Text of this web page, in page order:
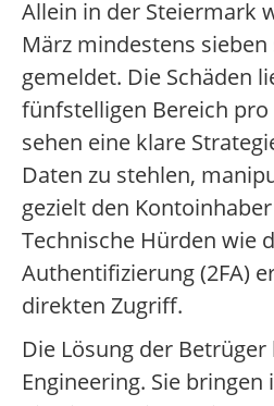
Allein in der Steiermark
März mindestens sieben
gemeldet. Die Schäden
fünfstelligen Bereich
sehen eine klare
Daten zu stehlen,
gezielt den
Technische Hürden wie
Authentifizierung (2FA)
direkten Zugriff.
Die Lösung der Betrüger
Engineering. Sie